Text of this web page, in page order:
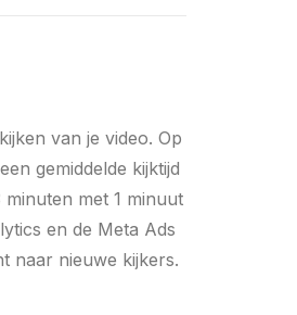
van je video. Op
gemiddelde kijktijd
met 1 minuut
en de Meta Ads
naar nieuwe kijkers.